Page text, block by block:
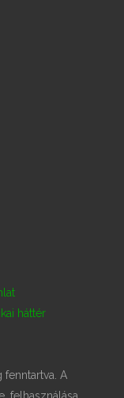
háttér
fenntartva. A